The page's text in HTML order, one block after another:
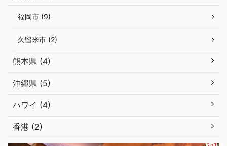
福岡市 (9)
久留米市 (2)
熊本県 (4)
沖縄県 (5)
ハワイ (4)
香港 (2)